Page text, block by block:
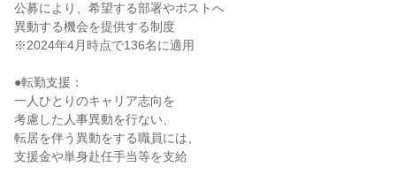
公募により、希望する部署やポストへ
異動する機会を提供する制度
※2024年4月時点で136名に適用
●転勤支援：
一人ひとりのキャリア志向を
考慮した人事異動を行ない、
転居を伴う異動をする職員には、
支援金や単身赴任手当等を支給